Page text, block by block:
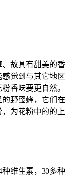
故具有甜美的香
觉到与其它地区
香味要更自然。
野蜜蜂，它们在
为花粉中的的上
维生素，30多种